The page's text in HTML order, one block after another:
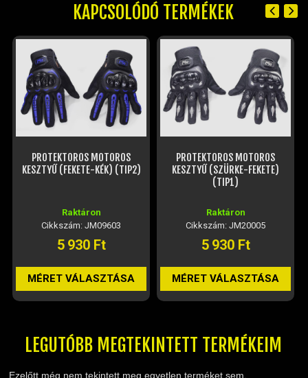
KAPCSOLÓDÓ TERMÉKEK
PROTEKTOROS MOTOROS
KESZTYŰ (FEKETE-KÉK) (TIP2)
Raktáron
Cikkszám: JM09603
5 930 Ft
MÉRET VÁLASZTÁSA
PROTEKTOROS MOTOROS
KESZTYŰ (SZÜRKE-FEKETE)
(TIP1)
Raktáron
Cikkszám: JM20005
5 930 Ft
MÉRET VÁLASZTÁSA
LEGUTÓBB MEGTEKINTETT TERMÉKEIM
Ezelőtt még nem tekintett meg egyetlen terméket sem.